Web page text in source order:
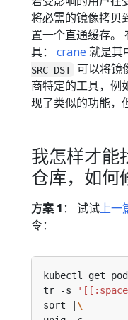
将必需的镜像拷贝
置一个直通缓存。
具： crane 就是其
SRC DST 可以将镜
商特定的工具，例
现了类似的功能，
我怎样才能
仓库，如何
方案 1 ： 试试上一
令：
kubectl get
tr -s
sort |